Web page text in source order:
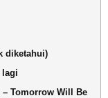
diketahui)
lagi
Tomorrow Will Be